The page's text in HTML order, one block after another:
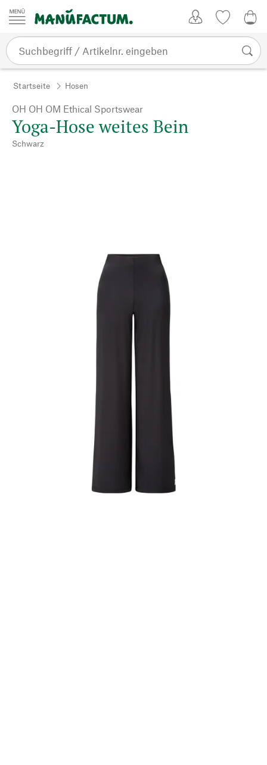
Zum Inhalt springen
Startseite Hosen
OH OH OM Ethical Sportswear
Yoga-Hose weites Bein
Schwarz